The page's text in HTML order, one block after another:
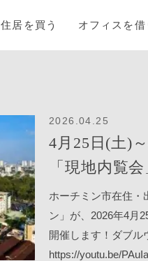
住居を買う オフィスを借
2026.04.25
4月25日(土)
「現地内覧
ホーチミン市在住・
ン」が、2026年4月
開催します！ダブル
https://youtu.be/